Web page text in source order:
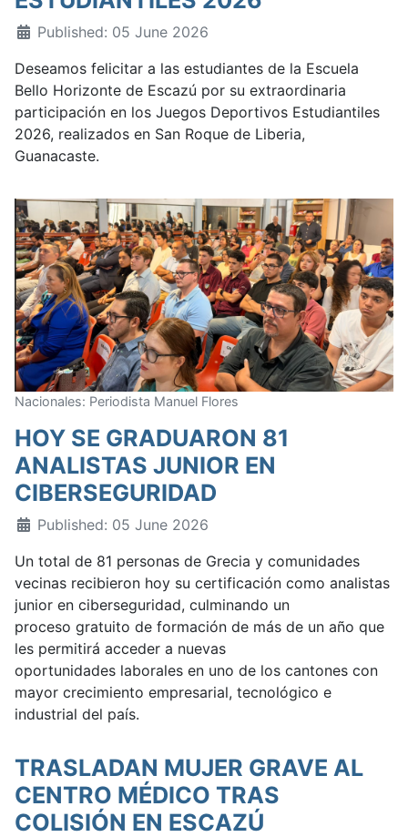
Published: 05 June 2026
Deseamos felicitar a las estudiantes de la Escuela
Bello Horizonte de Escazú por su extraordinaria
participación en los Juegos Deportivos Estudiantiles
2026, realizados en San Roque de Liberia,
Guanacaste.
Nacionales: Periodista Manuel Flores
HOY SE GRADUARON 81
ANALISTAS JUNIOR EN
CIBERSEGURIDAD
Published: 05 June 2026
Un total de 81 personas de Grecia y comunidades
vecinas recibieron hoy su certificación como analistas
junior en ciberseguridad, culminando un
proceso gratuito de formación de más de un año que
les permitirá acceder a nuevas
oportunidades laborales en uno de los cantones con
mayor crecimiento empresarial, tecnológico e
industrial del país.
TRASLADAN MUJER GRAVE AL
CENTRO MÉDICO TRAS
COLISIÓN EN ESCAZÚ